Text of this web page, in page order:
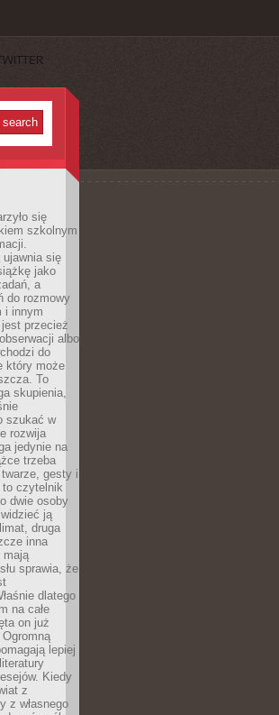
TWITTER
się
szkolnym
ujawnia się
jako
a
do rozmowy
i innym
przecież
albo
do
który może
To
skupienia,
szukać w
rozwija
jedynie na
trzeba
gesty i
to czytelnik
dwie osoby
ją
druga
inna
mają
sprawia, że
dlatego
na całe
on już
lepiej
Kiedy
z
z własnego